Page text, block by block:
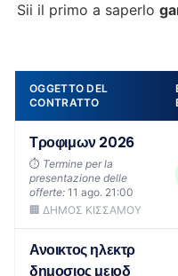
Sii il primo a saperlo
OGGETTO DEL
CONTRATTO
Τροφιμων 2026
⏱️ Termine per la
presentazione delle
offerte: 11 ago. 21:00
🏢 ΔΗΜΟΣ ΚΙΣΣΑΜΟΥ
Ανοικτος ηλεκτρ
δημοσιος μειοδ